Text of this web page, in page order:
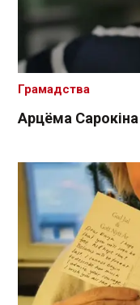
Арцёма
Грамадства